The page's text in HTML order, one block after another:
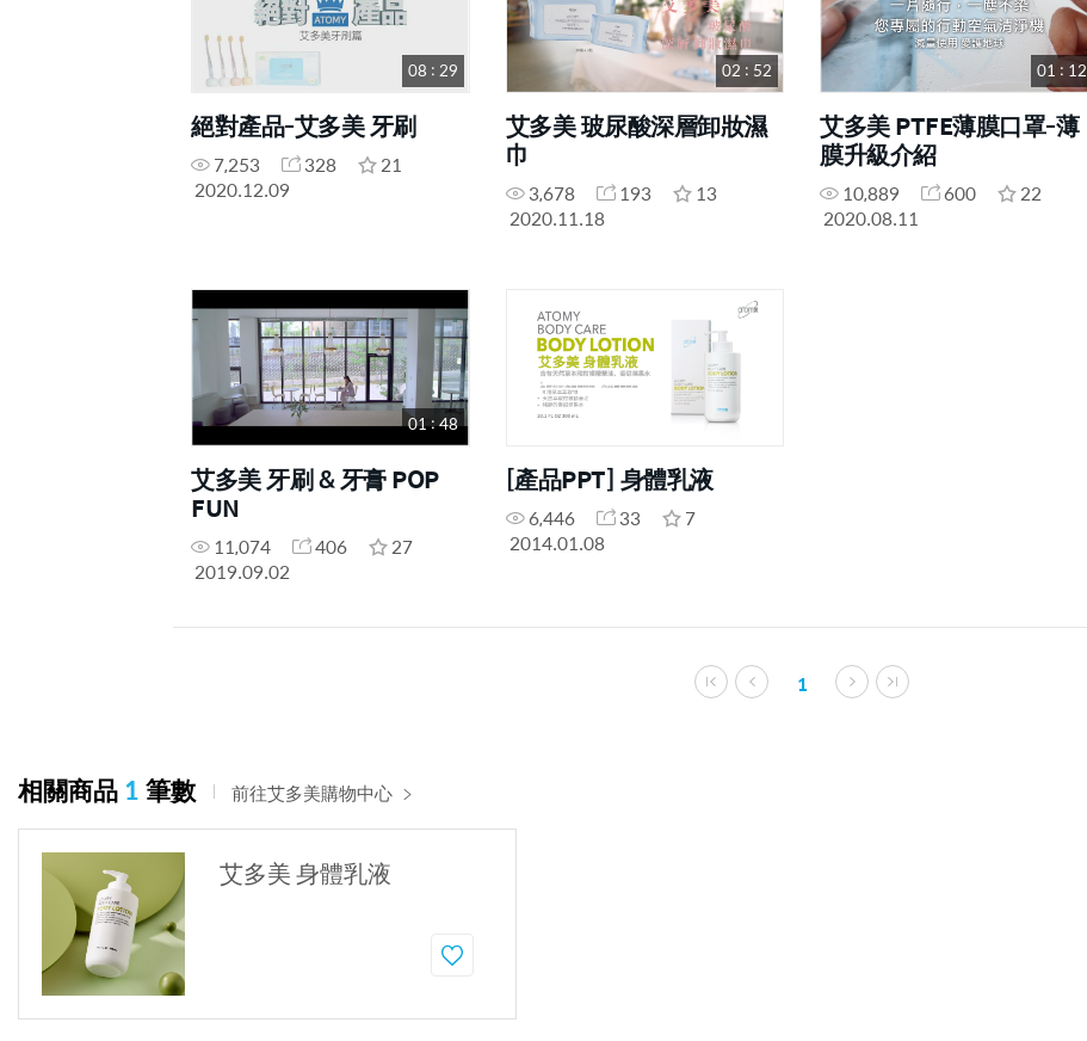
08 : 29
絕對產品-艾多美 牙刷
7,253 328
21
2020.12.09
02 : 52
艾多美 玻尿酸深層卸妝濕
巾
3,678 193
13
2020.11.18
01 : 12
艾多美 PTFE薄膜口罩-薄
膜升級介紹
10,889 600
22
2020.08.11
01 : 48
艾多美 牙刷 & 牙膏 POP
FUN
11,074 406
27
2019.09.02
[產品PPT] 身體乳液
6,446 33
7
2014.01.08
1
相關商品1筆數 前往艾多美購物中心
艾多美 身體乳液